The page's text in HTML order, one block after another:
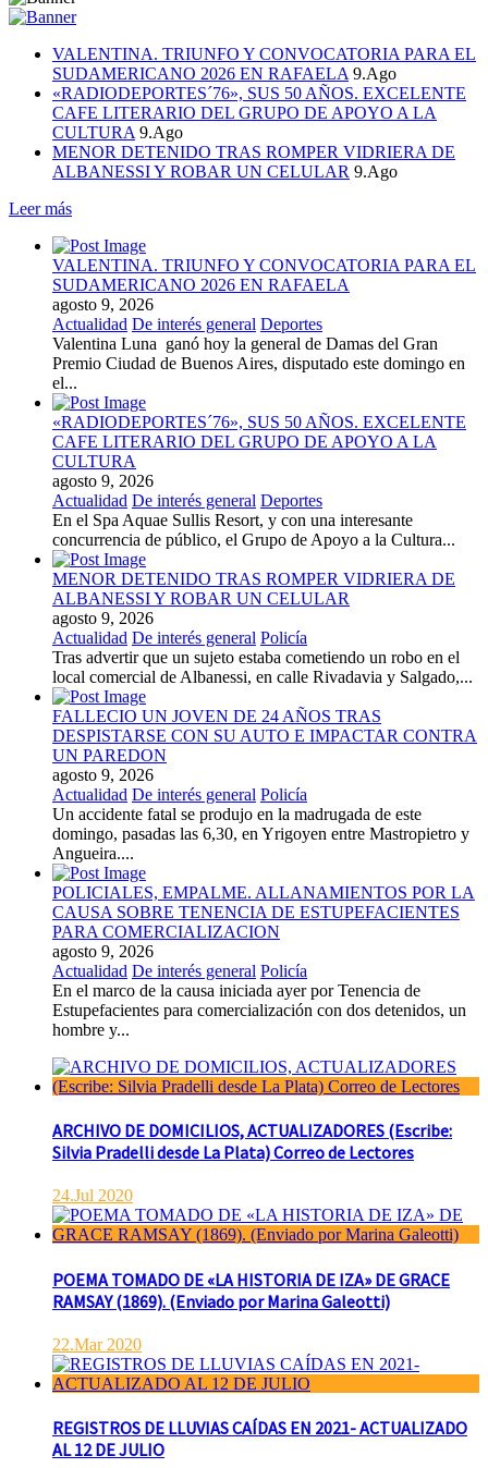
VALENTINA. TRIUNFO Y CONVOCATORIA PARA EL
SUDAMERICANO 2026 EN RAFAELA 9.Ago
«RADIODEPORTES´76», SUS 50 AÑOS. EXCELENTE
CAFE LITERARIO DEL GRUPO DE APOYO A LA
CULTURA 9.Ago
MENOR DETENIDO TRAS ROMPER VIDRIERA DE
ALBANESSI Y ROBAR UN CELULAR 9.Ago
Leer más
VALENTINA. TRIUNFO Y CONVOCATORIA PARA EL
SUDAMERICANO 2026 EN RAFAELA
agosto 9, 2026
Actualidad De interés general Deportes
Valentina Luna ganó hoy la general de Damas del Gran
Premio Ciudad de Buenos Aires, disputado este domingo en
el...
«RADIODEPORTES´76», SUS 50 AÑOS. EXCELENTE
CAFE LITERARIO DEL GRUPO DE APOYO A LA
CULTURA
agosto 9, 2026
Actualidad De interés general Deportes
En el Spa Aquae Sullis Resort, y con una interesante
concurrencia de público, el Grupo de Apoyo a la Cultura...
MENOR DETENIDO TRAS ROMPER VIDRIERA DE
ALBANESSI Y ROBAR UN CELULAR
agosto 9, 2026
Actualidad De interés general Policía
Tras advertir que un sujeto estaba cometiendo un robo en el
local comercial de Albanessi, en calle Rivadavia y Salgado,...
FALLECIO UN JOVEN DE 24 AÑOS TRAS
DESPISTARSE CON SU AUTO E IMPACTAR CONTRA
UN PAREDON
agosto 9, 2026
Actualidad De interés general Policía
Un accidente fatal se produjo en la madrugada de este
domingo, pasadas las 6,30, en Yrigoyen entre Mastropietro y
Angueira....
POLICIALES, EMPALME. ALLANAMIENTOS POR LA
CAUSA SOBRE TENENCIA DE ESTUPEFACIENTES
PARA COMERCIALIZACION
agosto 9, 2026
Actualidad De interés general Policía
En el marco de la causa iniciada ayer por Tenencia de
Estupefacientes para comercialización con dos detenidos, un
hombre y...
ARCHIVO DE DOMICILIOS, ACTUALIZADORES (Escribe:
Silvia Pradelli desde La Plata) Correo de Lectores
24.Jul 2020
POEMA TOMADO DE «LA HISTORIA DE IZA» DE GRACE
RAMSAY (1869). (Enviado por Marina Galeotti)
22.Mar 2020
REGISTROS DE LLUVIAS CAÍDAS EN 2021- ACTUALIZADO
AL 12 DE JULIO